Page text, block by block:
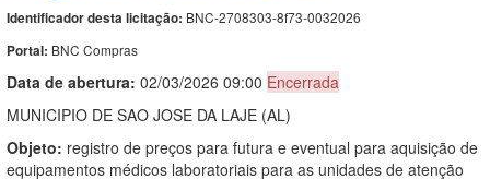
Identificador desta licitação: BNC-2708303-8f73-0032026
Portal: BNC Compras
Data de abertura: 02/03/2026 09:00 Encerrada
MUNICIPIO DE SAO JOSE DA LAJE (AL)
Objeto: registro de preços para futura e eventual para aquisição de
equipamentos médicos laboratoriais para as unidades de atenção